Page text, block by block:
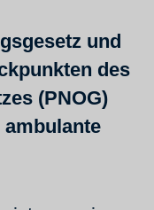
und
des
(PNOG)